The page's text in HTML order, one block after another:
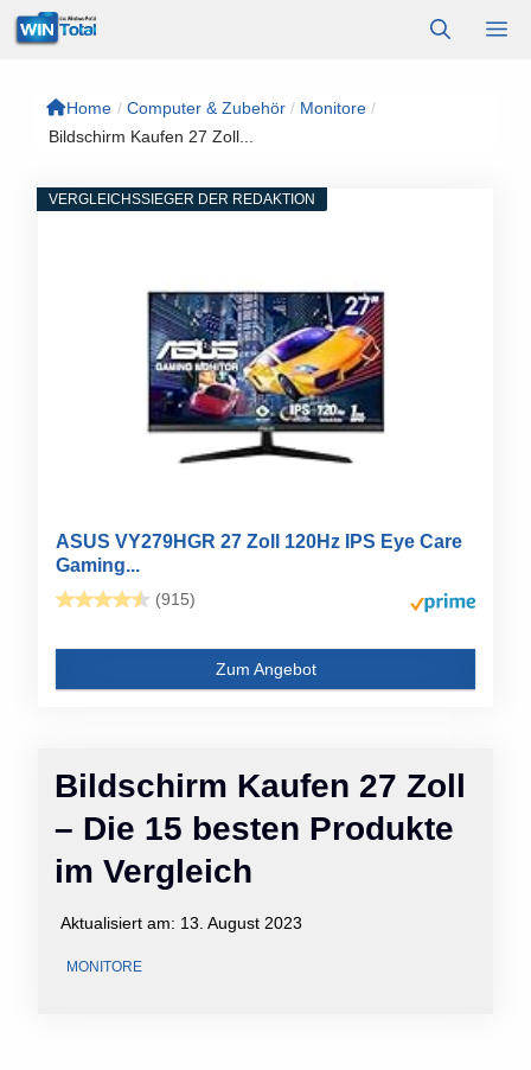
Zum
Inhalt
Home / Computer & Zubehör / Monitore /
Bildschirm Kaufen 27 Zoll...
Bildschirm Kaufen 27 Zoll
– Die 15 besten Produkte
im Vergleich
Aktualisiert am: 13. August 2023
MONITORE
VERGLEICHSSIEGER DER REDAKTION
ASUS VY279HGR 27 Zoll 120Hz IPS Eye Care
Gaming...
(915)
Zum Angebot